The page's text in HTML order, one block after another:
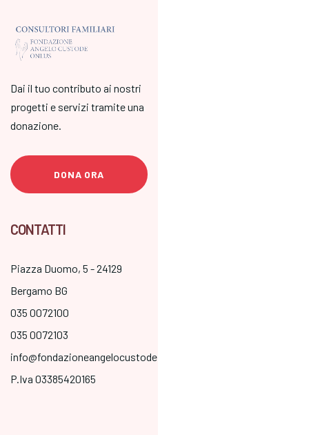
Dai il tuo contributo ai nostri
progetti e servizi tramite una
donazione.
DONA ORA
CONTATTI
Piazza Duomo, 5 - 24129
Bergamo BG
035 0072100
035 0072103
info@fondazioneangelocustode.it
P.Iva 03385420165